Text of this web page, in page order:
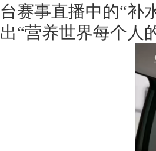
台赛事直播中的“补
出“营养世界每个人